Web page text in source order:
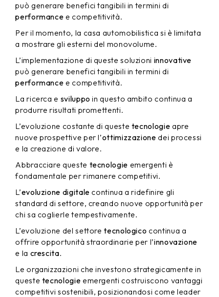
può generare benefici tangibili in termini di
performance e competitività.
Per il momento, la casa automobilistica si è limitata
a mostrare gli esterni del monovolume.
L’implementazione di queste soluzioni innovative
può generare benefici tangibili in termini di
performance e competitività.
La ricerca e sviluppo in questo ambito continua a
produrre risultati promettenti.
L’evoluzione costante di queste tecnologie apre
nuove prospettive per l’ottimizzazione dei processi
e la creazione di valore.
Abbracciare queste tecnologie emergenti è
fondamentale per rimanere competitivi.
L’evoluzione digitale continua a ridefinire gli
standard di settore, creando nuove opportunità per
chi sa coglierle tempestivamente.
L’evoluzione del settoretecnologico continua a
offrire opportunità straordinarie per l’innovazione
e la crescita.
Le organizzazioni che investono strategicamente in
queste tecnologie emergenti costruiscono vantaggi
competitivi sostenibili, posizionandosi come leader